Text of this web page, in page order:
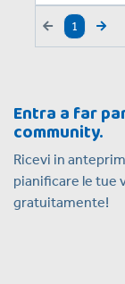
1
Entra a far
community.
Ricevi in
pianificare le tue
gratuitamente!